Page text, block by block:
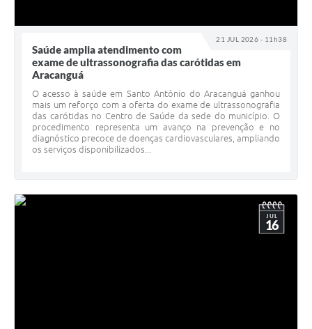
21 JUL 2026 - 11h38
Saúde amplia atendimento com
exame de ultrassonografia das carótidas em
Aracanguá
O acesso à saúde em Santo Antônio do Aracanguá ganhou
mais um reforço com a oferta do exame de ultrassonografia
das carótidas no Centro de Saúde da sede do município. O
procedimento representa um avanço na prevenção e no
diagnóstico precoce de doenças cardiovasculares, ampliando
os serviços disponibilizados...
JUL
16